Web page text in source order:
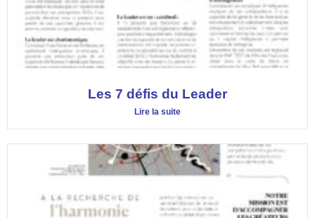
Les 7 défis du Leader
Lire la suite